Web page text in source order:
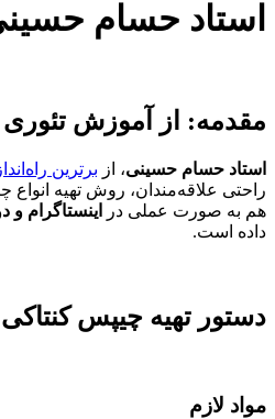
استاد حسام
مقدمه: از آموزش تئوری
استاد حسام حسینی، از برترین
راحتی علاقه‌مندان، روش تهیه
هم به صورت عملی در
اینستاگرام
داده است.
دستور تهیه چیپس
مواد لازم